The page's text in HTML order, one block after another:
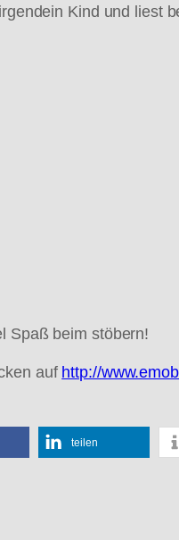
Kind und liest
Spaß beim stöbern!
auf http://
teilen